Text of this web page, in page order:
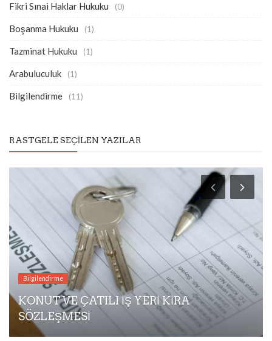
Fikri Sınai Haklar Hukuku (0)
Boşanma Hukuku (1)
Tazminat Hukuku (1)
Arabuluculuk (1)
Bilgilendirme (11)
RASTGELE SEÇILEN YAZILAR
Bilgilendirme
KONUT VE ÇATILI İŞ YERİ KİRA
SÖZLEŞMESİ